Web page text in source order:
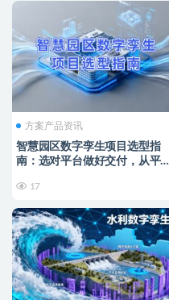
方案产品资讯
智慧园区数字孪生项目选型指
南：选对平台做好交付，从平台
案 17